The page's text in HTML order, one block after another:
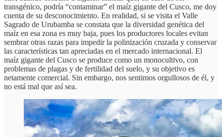
transgénico, podría “contaminar” el maíz gigante del Cusco, me doy
cuenta de su desconocimiento. En realidad, si se visita el Valle
Sagrado de Urubamba se constata que la diversidad genética del
maíz en esa zona es muy baja, pues los productores locales evitan
sembrar otras razas para impedir la polinización cruzada y conservar
las características tan apreciadas en el mercado internacional. El
maíz gigante del Cusco se produce como un monocultivo, con
problemas de plagas y de fertilidad del suelo, y su objetivo es
netamente comercial. Sin embargo, nos sentimos orgullosos de él, y
no está mal que así sea.